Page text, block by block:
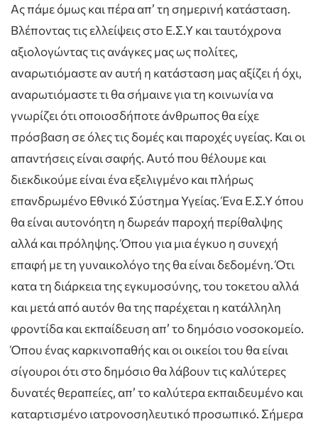
Ας πάμε όμως και πέρα απ’ τη σημερινή κατάσταση.
Βλέποντας τις ελλείψεις στο Ε.Σ.Υ και ταυτόχρονα
αξιολογώντας τις ανάγκες μας ως πολίτες,
αναρωτιόμαστε αν αυτή η κατάσταση μας αξίζει ή όχι,
αναρωτιόμαστε τι θα σήμαινε για τη κοινωνία να
γνωρίζει ότι οποιοσδήποτε άνθρωπος θα είχε
πρόσβαση σε όλες τις δομές και παροχές υγείας. Και οι
απαντήσεις είναι σαφής. Αυτό που θέλουμε και
διεκδικούμε είναι ένα εξελιγμένο και πλήρως
επανδρωμένο Εθνικό Σύστημα Υγείας. Ένα Ε.Σ.Υ όπου
θα είναι αυτονόητη η δωρεάν παροχή περίθαλψης
αλλά και πρόληψης. Όπου για μια έγκυο η συνεχή
επαφή με τη γυναικολόγο της θα είναι δεδομένη. Ότι
κατα τη διάρκεια της εγκυμοσύνης, του τοκετου αλλά
και μετά από αυτόν θα της παρέχεται η κατάλληλη
φροντίδα και εκπαίδευση απ’ το δημόσιο νοσοκομείο.
Όπου ένας καρκινοπαθής και οι οικείοι του θα είναι
σίγουροι ότι στο δημόσιο θα λάβουν τις καλύτερες
δυνατές θεραπείες, απ’ το καλύτερα εκπαιδευμένο και
καταρτισμένο ιατρονοσηλευτικό προσωπικό. Σήμερα